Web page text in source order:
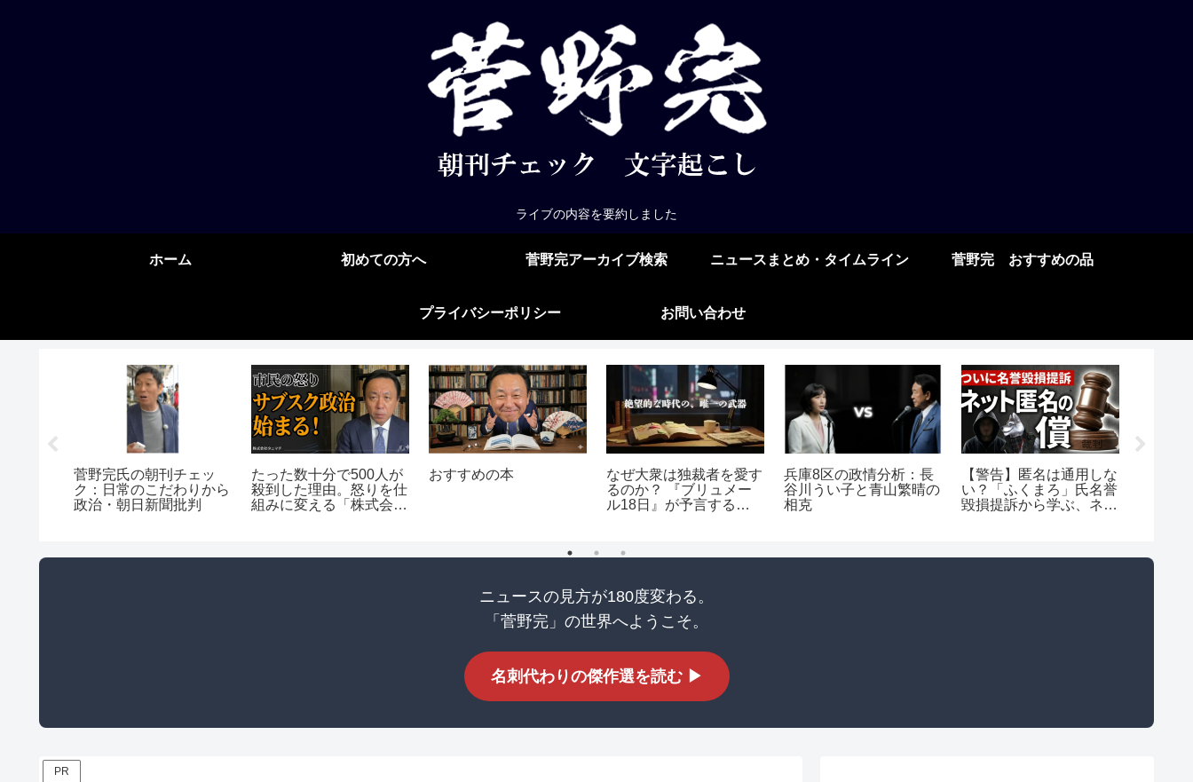
ライブの内容を要約しました
ホーム 初めての方へ 菅野完アーカイブ検索 ニュースまとめ・タイムライン 菅野完 おすすめの品
プライバシーポリシー お問い合わせ
菅野完氏の朝刊チェッ
ク：日常のこだわりから
政治・朝日新聞批判
たった数十分で500人が
殺到した理由。怒りを仕
組みに変える「株式会社
おすすめの本
なぜ大衆は独裁者を愛す
るのか？ 『ブリュメー
ル18日』が予言する現
兵庫8区の政情分析：長
谷川うい子と青山繁晴の
相克
【警告】匿名は通用しな
い？「ふくまろ」氏名誉
毀損提訴から学ぶ、ネッ
ニュースの見方が180度変わる。
「菅野完」の世界へようこそ。
名刺代わりの傑作選を読む ▶
PR